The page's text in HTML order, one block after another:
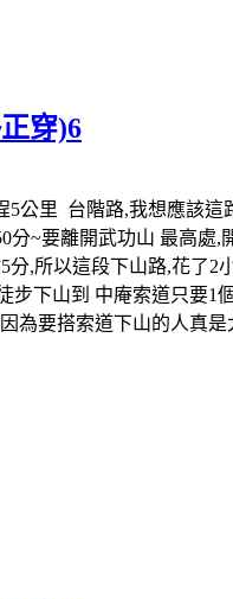
穿)6
里 台階路,我想應該這
分~要離開武功山 最高
,所以這段下山路,花了
下山到 中庵索道只要
為要搭索道下山的人真